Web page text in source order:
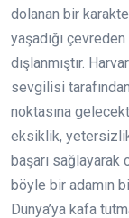
dolanan bir
yaşadığı
dışlanmıştır.
sevgilisi
noktasına
eksiklik, yetersizlik
başarı sağlayarak
böyle bir adamın
Dünya’ya kafa